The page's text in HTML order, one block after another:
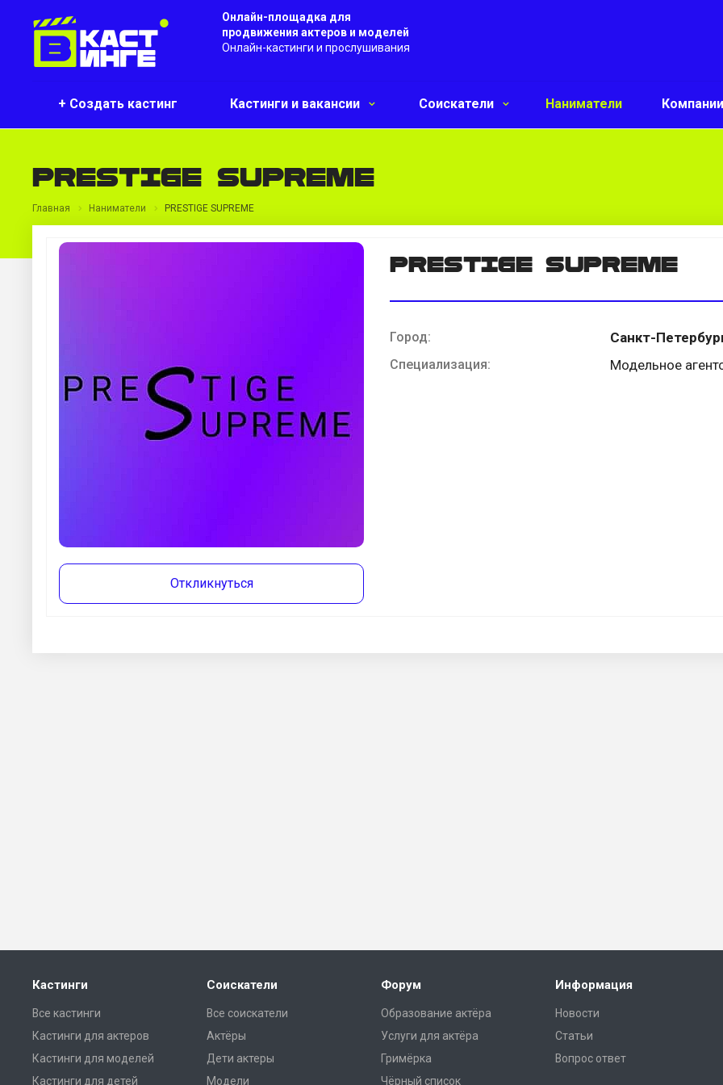
Онлайн-площадка для
продвижения актеров и моделей
Онлайн-кастинги и прослушивания
+ Создать кастинг Кастинги и вакансии Соискатели Наниматели Компании
PRESTIGE SUPREME
Главная Наниматели PRESTIGE SUPREME
Откликнуться
PRESTIGE SUPREME
Город: Санкт-
Специализация: Модельное
Кастинги
Все кастинги
Кастинги для актеров
Кастинги для моделей
Кастинги для детей
Соискатели
Все соискатели
Актёры
Дети актеры
Модели
Форум
Образование актёра
Услуги для актёра
Гримёрка
Чёрный список
Информация
Новости
Статьи
Вопрос ответ